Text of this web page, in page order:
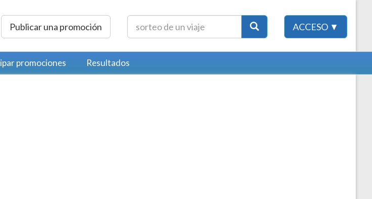
Publicar una promoción ACCESO ▼
promociones Resultados